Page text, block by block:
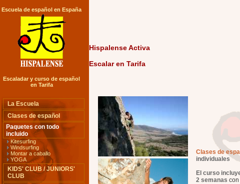
Escuela de español en España
Escaladar y curso de español
en Tarifa
Hispalense Activa
Escalar en Tarifa
Clases de
individuales
El curso
2 semanas con
La Escuela
Clases de español
Paquetes con todo
incluido
Kitesurfing
Windsurfing
Montar a caballo
YOGA
KIDS' CLUB / JUNIORS'
CLUB